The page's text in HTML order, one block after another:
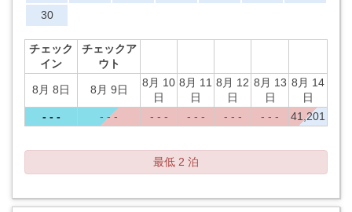
30
チェック
イン
チェックア
ウト
8月 8日 8月 9日
8月 10
日
8月 11
日
8月 12
日
8月 13
日
8月 14
日
- - -
- - - - - - - - - - - - - - - 41,201
最低 2 泊